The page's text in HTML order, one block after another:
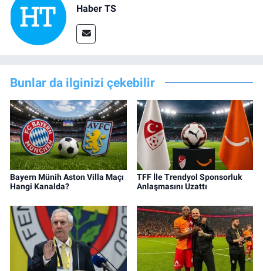
Haber TS
Bunlar da ilginizi çekebilir
Bayern Münih Aston Villa Maçı
Hangi Kanalda?
TFF İle Trendyol Sponsorluk
Anlaşmasını Uzattı